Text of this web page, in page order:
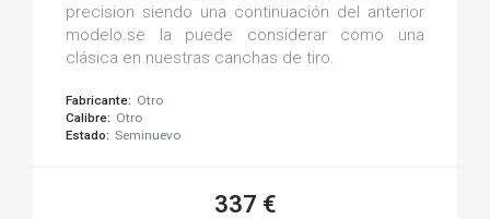
precision siendo una continuación del anterior
modelo.se la puede considerar como una
clásica en nuestras canchas de tiro.
Fabricante: Otro
Calibre: Otro
Estado: Seminuevo
337 €